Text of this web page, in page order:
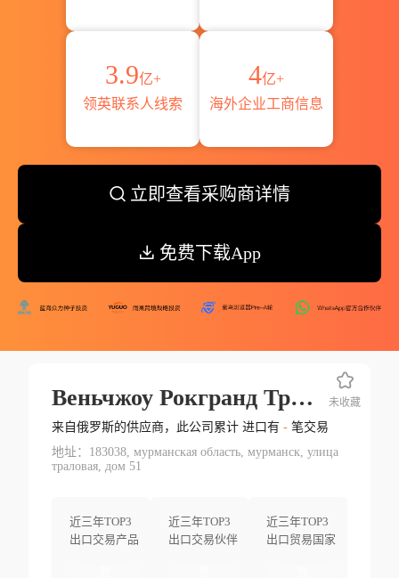
3.9亿+
领英联系人线索
4亿+
海外企业工商信息
立即查看采购商详情
免费下载App
Веньчжоу Рокгранд Трейд Компани Лтд
来自俄罗斯的供应商，此公司累计 进口有 -笔交易
地址：183038, мурманская область, мурманск, улица
траловая, дом 51
近三年TOP3
出口交易产品
近三年TOP3
出口交易伙伴
近三年TOP3
出口贸易国家
未收藏